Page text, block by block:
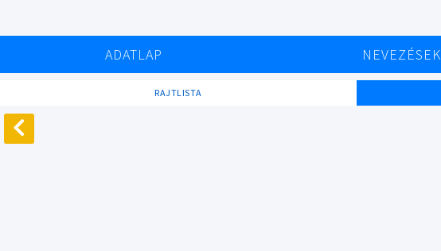
ADATLAP NEVEZÉSEK
RAJTLISTA